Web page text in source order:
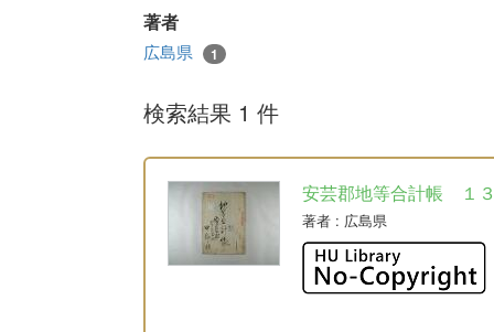
著者
広島県 1
検索結果 1 件
安芸郡地等合計帳 １
著者 : 広島県